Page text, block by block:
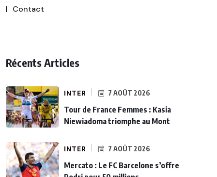
Contact
Récents Articles
INTER 7 AOÛT 2026
Tour de France Femmes : Kasia
Niewiadoma triomphe au Mont
INTER 7 AOÛT 2026
Mercato : Le FC Barcelone s’offre